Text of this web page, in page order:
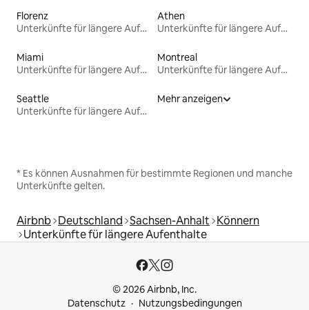
Florenz
Unterkünfte für längere Aufenthalte
Athen
Unterkünfte für längere Aufenthalte
Miami
Unterkünfte für längere Aufenthalte
Montreal
Unterkünfte für längere Aufenthalte
Seattle
Unterkünfte für längere Aufenthalte
Mehr anzeigen
* Es können Ausnahmen für bestimmte Regionen und manche
Unterkünfte gelten.
Airbnb Deutschland Sachsen-Anhalt Könnern
Unterkünfte für längere Aufenthalte
© 2026 Airbnb, Inc.
Datenschutz
Nutzungsbedingungen